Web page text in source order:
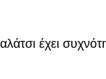
έχει